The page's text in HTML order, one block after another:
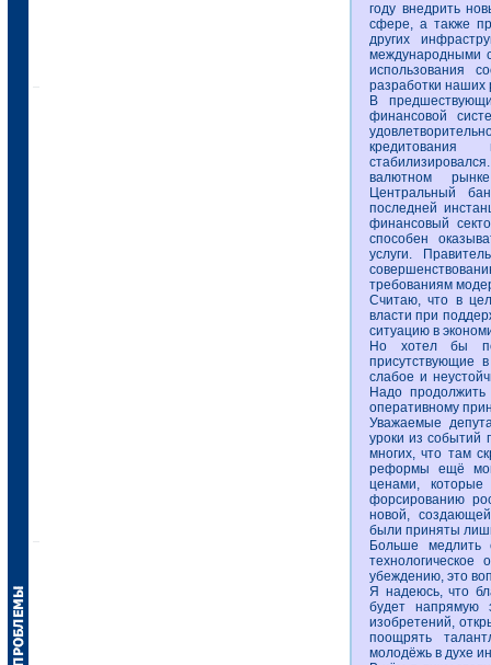
году внедрить
сфере, а также
других
международными
использования
разработки наших
В
финансовой
валютном
Центральный
последней
финансовый
способен
услуги.
требованиям
Считаю, что в
власти при
ситуацию в
Но хотел бы
присутствующие
слабое и
Надо
оперативному
Уважаемые
уроки из событий
многих, что там
реформы ещё
ценами,
форсированию
новой,
были приняты
Больше
убеждению, это
Я надеюсь, что
будет напрямую
изобретений,
поощрять
молодёжь в духе